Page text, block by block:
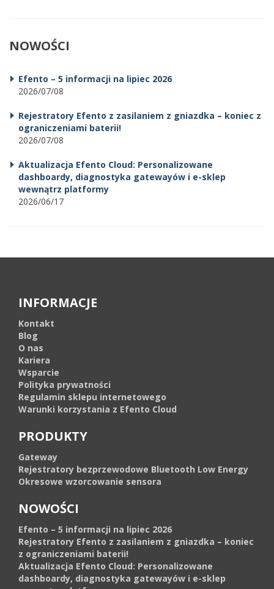
NOWOŚCI
Efento – 5 informacji na lipiec 2026
2026/07/08
Rejestratory Efento z zasilaniem z gniazdka – koniec z
ograniczeniami baterii!
2026/07/08
Aktualizacja Efento Cloud: Personalizowane
dashboardy, diagnostyka gatewayów i e-sklep
wewnątrz platformy
2026/06/17
INFORMACJE
Kontakt
Blog
O nas
Kariera
Wsparcie
Polityka prywatności
Regulamin sklepu internetowego
Warunki korzystania z Efento Cloud
PRODUKTY
Gateway
Rejestratory bezprzewodowe Bluetooth Low Energy
Okresowe wzorcowanie sensora
NOWOŚCI
Efento – 5 informacji na lipiec 2026
Rejestratory Efento z zasilaniem z gniazdka – koniec
z ograniczeniami baterii!
Aktualizacja Efento Cloud: Personalizowane
dashboardy, diagnostyka gatewayów i e-sklep